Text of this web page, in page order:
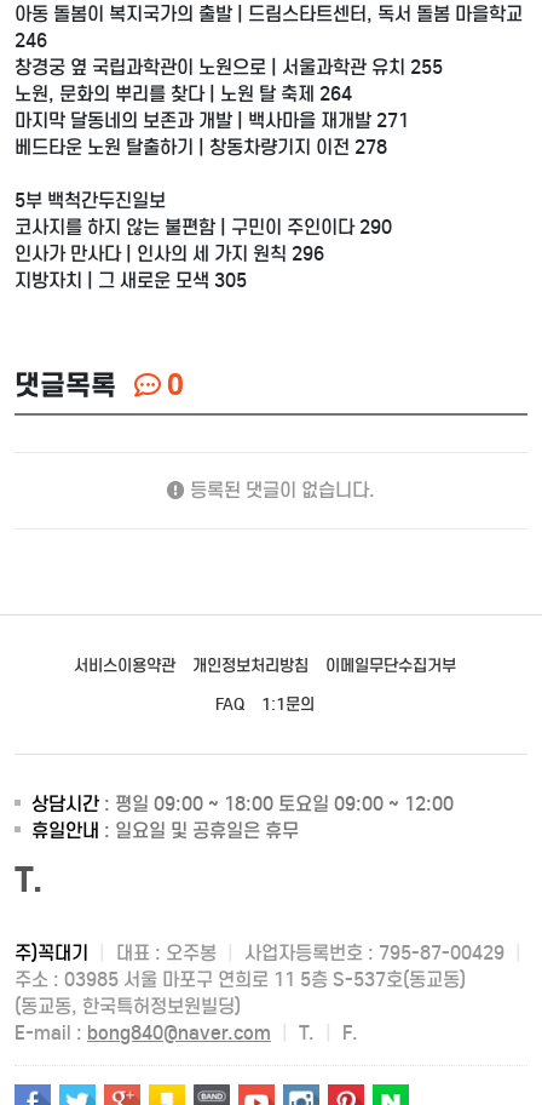
아동 돌봄이 복지국가의 출발 | 드림스타트센터, 독서 돌봄 마을학교
246
창경궁 옆 국립과학관이 노원으로 | 서울과학관 유치 255
노원, 문화의 뿌리를 찾다 | 노원 탈 축제 264
마지막 달동네의 보존과 개발 | 백사마을 재개발 271
베드타운 노원 탈출하기 | 창동차량기지 이전 278
5부 백척간두진일보
코사지를 하지 않는 불편함 | 구민이 주인이다 290
인사가 만사다 | 인사의 세 가지 원칙 296
지방자치 | 그 새로운 모색 305
댓글목록 0
등록된 댓글이 없습니다.
서비스이용약관 개인정보처리방침
이메일무단수집거부
FAQ
1:1문의
상담시간: 평일 09:00 ~ 18:00 토요일 09:00 ~ 12:00
휴일안내 : 일요일 및 공휴일은 휴무
T.
주)꼭대기 대표 : 오주봉 사업자등록번호 : 795-87-00429
주소 : 03985 서울 마포구 연희로 11 5층 S-537호(동교동)
(동교동, 한국특허정보원빌딩)
E-mail : bong840@naver.com T. F.